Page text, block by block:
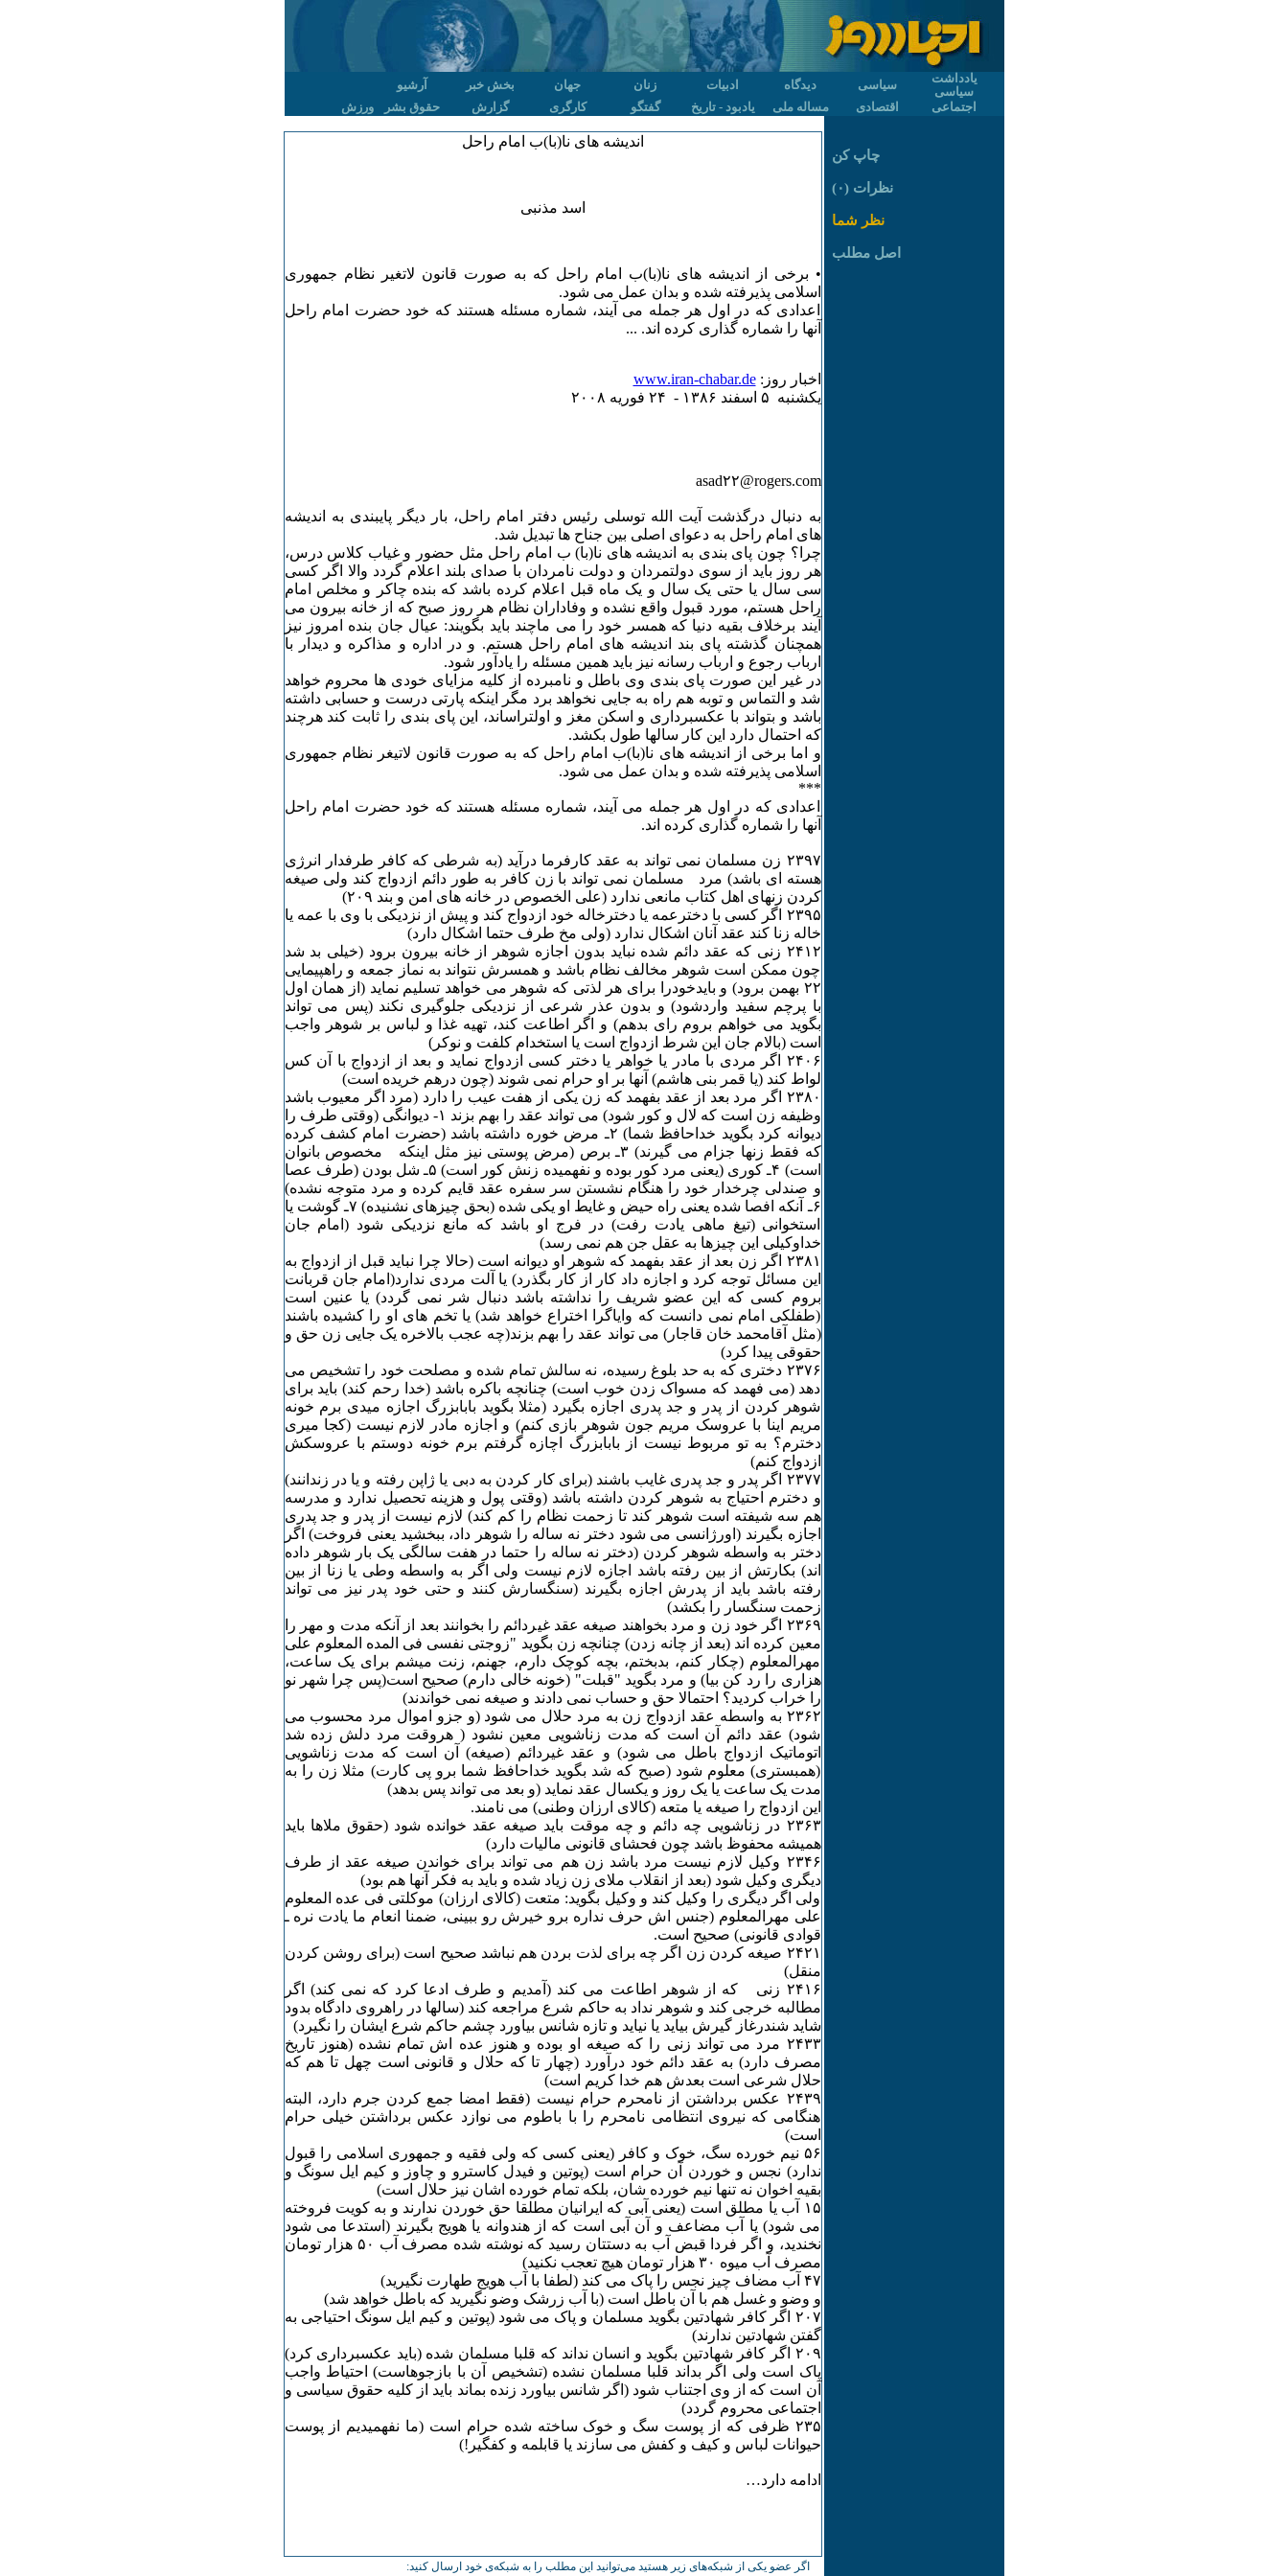
یادداشت
سیاسی
سیاسی دیدگاه ادبیات زنان جهان بخش خبر
آرشیو
اجتماعی
اقتصادی مساله ملی یادبود - تاریخ گفتگو کارگری گزارش حقوق بشر ورزش
اندیشه های نا(با)ب امام راحل
اسد مذنبی
• برخی از اندیشه های نا(با)ب امام راحل که به صورت قانون لاتغیر نظام جمهوری
اسلامی پذیرفته شده و بدان عمل می شود.
اعدادی که در اول هر جمله می آیند، شماره مسئله هستند که خود حضرت امام راحل
آنها را شماره گذاری کرده اند. ...
اخبار روز:www.iran-chabar.de
يکشنبه ۵ اسفند ۱٣٨۶ - ۲۴ فوريه ۲۰۰٨
asad۲۲@rogers.com
به دنبال درگذشت آیت الله توسلی رئیس دفتر امام راحل، بار دیگر پایبندی به اندیشه
های امام راحل به دعوای اصلی بین جناح ها تبدیل شد.
چرا؟ چون پای بندی به اندیشه های نا(با) ب امام راحل مثل حضور و غیاب کلاس درس،
هر روز باید از سوی دولتمردان و دولت نامردان با صدای بلند اعلام گردد والا اگر کسی
سی سال یا حتی یک سال و یک ماه قبل اعلام کرده باشد که بنده چاکر و مخلص امام
راحل هستم، مورد قبول واقع نشده و وفاداران نظام هر روز صبح که از خانه بیرون می
آیند برخلاف بقیه دنیا که همسر خود را می ماچند باید بگویند: عیال جان بنده امروز نیز
همچنان گذشته پای بند اندیشه های امام راحل هستم. و در اداره و مذاکره و دیدار با
ارباب رجوع و ارباب رسانه نیز باید همین مسئله را یادآور شود.
در غیر این صورت پای بندی وی باطل و نامبرده از کلیه مزایای خودی ها محروم خواهد
شد و التماس و توبه هم راه به جایی نخواهد برد مگر اینکه پارتی درست و حسابی داشته
باشد و بتواند با عکسبرداری و اسکن مغز و اولتراساند، این پای بندی را ثابت کند هرچند
که احتمال دارد این کار سالها طول بکشد.
و اما برخی از اندیشه های نا(با)ب امام راحل که به صورت قانون لاتیغر نظام جمهوری
اسلامی پذیرفته شده و بدان عمل می شود.
***
اعدادی که در اول هر جمله می آیند، شماره مسئله هستند که خود حضرت امام راحل
آنها را شماره گذاری کرده اند.
۲٣۹۷ زن مسلمان نمی تواند به عقد کارفرما درآید (به شرطی که کافر طرفدار انرژی
هسته ای باشد) مرد مسلمان نمی تواند با زن کافر به طور دائم ازدواج کند ولی صیغه
کردن زنهای اهل کتاب مانعی ندارد (علی الخصوص در خانه های امن و بند ۲۰۹)
۲٣۹۵ اگر کسی با دخترعمه یا دخترخاله خود ازدواج کند و پیش از نزدیکی با وی با عمه یا
خاله زنا کند عقد آنان اشکال ندارد (ولی مخ طرف حتما اشکال دارد)
۲۴۱۲ زنی که عقد دائم شده نباید بدون اجازه شوهر از خانه بیرون برود (خیلی بد شد
چون ممکن است شوهر مخالف نظام باشد و همسرش نتواند به نماز جمعه و راهپیمایی
۲۲ بهمن برود) و بایدخودرا برای هر لذتی که شوهر می خواهد تسلیم نماید (از همان اول
با پرچم سفید واردشود) و بدون عذر شرعی از نزدیکی جلوگیری نکند (پس می تواند
بگوید می خواهم بروم رای بدهم) و اگر اطاعت کند، تهیه غذا و لباس بر شوهر واجب
است (بالام جان این شرط ازدواج است یا استخدام کلفت و نوکر)
۲۴۰۶ اگر مردی با مادر یا خواهر یا دختر کسی ازدواج نماید و بعد از ازدواج با آن کس
لواط کند (یا قمر بنی هاشم) آنها بر او حرام نمی شوند (چون درهم خریده است)
۲٣٨۰ اگر مرد بعد از عقد بفهمد که زن یکی از هفت عیب را دارد (مرد اگر معیوب باشد
وظیفه زن است که لال و کور شود) می تواند عقد را بهم بزند ۱- دیوانگی (وقتی طرف را
دیوانه کرد بگوید خداحافظ شما) ۲ـ مرض خوره داشته باشد (حضرت امام کشف کرده
که فقط زنها جزام می گیرند) ٣ـ برص (مرض پوستی نیز مثل اینکه مخصوص بانوان
است) ۴ـ کوری (یعنی مرد کور بوده و نفهمیده زنش کور است) ۵ـ شل بودن (طرف عصا
و صندلی چرخدار خود را هنگام نشستن سر سفره عقد قایم کرده و مرد متوجه نشده)
۶ـ آنکه افصا شده یعنی راه حیض و غایط او یکی شده (بحق چیزهای نشنیده) ۷ـ گوشت یا
استخوانی (تیغ ماهی یادت رفت) در فرج او باشد که مانع نزدیکی شود (امام جان
خداوکیلی این چیزها به عقل جن هم نمی رسد)
۲٣٨۱ اگر زن بعد از عقد بفهمد که شوهر او دیوانه است (حالا چرا نباید قبل از ازدواج به
این مسائل توجه کرد و اجازه داد کار از کار بگذرد) یا آلت مردی ندارد(امام جان قربانت
بروم کسی که این عضو شریف را نداشته باشد دنبال شر نمی گردد) یا عنین است
(طفلکی امام نمی دانست که وایاگرا اختراع خواهد شد) یا تخم های او را کشیده باشند
(مثل آقامحمد خان قاجار) می تواند عقد را بهم بزند(چه عجب بالاخره یک جایی زن حق و
حقوقی پیدا کرد)
۲٣۷۶ دختری که به حد بلوغ رسیده، نه سالش تمام شده و مصلحت خود را تشخیص می
دهد (می فهمد که مسواک زدن خوب است) چنانچه باکره باشد (خدا رحم کند) باید برای
شوهر کردن از پدر و جد پدری اجازه بگیرد (مثلا بگوید بابابزرگ اجازه میدی برم خونه
مریم اینا با عروسک مریم جون شوهر بازی کنم) و اجازه مادر لازم نیست (کجا میری
دخترم؟ به تو مربوط نیست از بابابزرگ اچازه گرفتم برم خونه دوستم با عروسکش
ازدواج کنم)
۲٣۷۷ اگر پدر و جد پدری غایب باشند (برای کار کردن به دبی یا ژاپن رفته و یا در زندانند)
و دخترم احتیاج به شوهر کردن داشته باشد (وقتی پول و هزینه تحصیل ندارد و مدرسه
هم سه شیفته است شوهر کند تا زحمت نظام را کم کند) لازم نیست از پدر و جد پدری
اجازه بگیرند (اورژانسی می شود دختر نه ساله را شوهر داد، ببخشید یعنی فروخت) اگر
دختر به واسطه شوهر کردن (دختر نه ساله را حتما در هفت سالگی یک بار شوهر داده
اند) بکارتش از بین رفته باشد اجازه لازم نیست ولی اگر به واسطه وطی یا زنا از بین
رفته باشد باید از پدرش اجازه بگیرند (سنگسارش کنند و حتی خود پدر نیز می تواند
زحمت سنگسار را بکشد)
۲٣۶۹ اگر خود زن و مرد بخواهند صیغه عقد غیردائم را بخوانند بعد از آنکه مدت و مهر را
معین کرده اند (بعد از چانه زدن) چنانچه زن بگوید "زوجتی نفسی فی المده المعلوم علی
مهرالمعلوم (چکار کنم، بدبختم، بچه کوچک دارم، جهنم، زنت میشم برای یک ساعت،
هزاری را رد کن بیا) و مرد بگوید "قبلت" (خونه خالی دارم) صحیح است(پس چرا شهر نو
را خراب کردید؟ احتمالا حق و حساب نمی دادند و صیغه نمی خواندند)
۲٣۶۲ به واسطه عقد ازدواج زن به مرد حلال می شود (و جزو اموال مرد محسوب می
شود) عقد دائم آن است که مدت زناشویی معین نشود ( هروقت مرد دلش زده شد
اتوماتیک ازدواج باطل می شود) و عقد غیردائم (صیغه) آن است که مدت زناشویی
(همبستری) معلوم شود (صبح که شد بگوید خداحافظ شما برو پی کارت) مثلا زن را به
مدت یک ساعت یا یک روز و یکسال عقد نماید (و بعد می تواند پس بدهد)
این ازدواج را صیغه یا متعه (کالای ارزان وطنی) می نامند.
۲٣۶٣ در زناشویی چه دائم و چه موقت باید صیغه عقد خوانده شود (حقوق ملاها باید
همیشه محفوظ باشد چون فحشای قانونی مالیات دارد)
۲٣۴۶ وکیل لازم نیست مرد باشد زن هم می تواند برای خواندن صیغه عقد از طرف
دیگری وکیل شود (بعد از انقلاب ملای زن زیاد شده و باید به فکر آنها هم بود)
ولی اگر دیگری را وکیل کند و وکیل بگوید: متعت (کالای ارزان) موکلتی فی عده المعلوم
علی مهرالمعلوم (جنس اش حرف نداره برو خیرش رو ببینی، ضمنا انعام ما یادت نره ـ
قوادی قانونی) صحیح است.
۲۴۲۱ صیغه کردن زن اگر چه برای لذت بردن هم نباشد صحیح است (برای روشن کردن
منقل)
۲۴۱۶ زنی که از شوهر اطاعت می کند (آمدیم و طرف ادعا کرد که نمی کند) اگر
مطالبه خرجی کند و شوهر نداد به حاکم شرع مراجعه کند (سالها در راهروی دادگاه بدود
شاید شندرغاز گیرش بیاید یا نیاید و تازه شانس بیاورد چشم حاکم شرع ایشان را نگیرد)
۲۴٣٣ مرد می تواند زنی را که صیغه او بوده و هنوز عده اش تمام نشده (هنوز تاریخ
مصرف دارد) به عقد دائم خود درآورد (چهار تا که حلال و قانونی است چهل تا هم که
حلال شرعی است بعدش هم خدا کریم است)
۲۴٣۹ عکس برداشتن از نامحرم حرام نیست (فقط امضا جمع کردن جرم دارد، البته
هنگامی که نیروی انتظامی نامحرم را با باطوم می نوازد عکس برداشتن خیلی حرام
است)
۵۶ نیم خورده سگ، خوک و کافر (یعنی کسی که ولی فقیه و جمهوری اسلامی را قبول
ندارد) نجس و خوردن آن حرام است (پوتین و فیدل کاسترو و چاوز و کیم ایل سونگ و
بقیه اخوان نه تنها نیم خورده شان، بلکه تمام خورده اشان نیز حلال است)
۱۵ آب یا مطلق است (یعنی آبی که ایرانیان مطلقا حق خوردن ندارند و به کویت فروخته
می شود) یا آب مضاعف و آن آبی است که از هندوانه یا هویج بگیرند (استدعا می شود
نخندید، و اگر فردا قبض آب به دستتان رسید که نوشته شده مصرف آب ۵۰ هزار تومان
مصرف آب میوه ٣۰ هزار تومان هیچ تعجب نکنید)
۴۷ آب مضاف چیز نجس را پاک می کند (لطفا با آب هویج طهارت نگیرید)
و وضو و غسل هم با آن باطل است (با آب زرشک وضو نگیرید که باطل خواهد شد)
۲۰۷ اگر کافر شهادتین بگوید مسلمان و پاک می شود (پوتین و کیم ایل سونگ احتیاجی به
گفتن شهادتین ندارند)
۲۰۹ اگر کافر شهادتین بگوید و انسان نداند که قلبا مسلمان شده (باید عکسبرداری کرد)
پاک است ولی اگر بداند قلبا مسلمان نشده (تشخیص آن با بازجوهاست) احتیاط واجب
آن است که از وی اجتناب شود (اگر شانس بیاورد زنده بماند باید از کلیه حقوق سیاسی و
اجتماعی محروم گردد)
۲٣۵ ظرفی که از پوست سگ و خوک ساخته شده حرام است (ما نفهمیدیم از پوست
حیوانات لباس و کیف و کفش می سازند یا قابلمه و کفگیر!)
ادامه دارد…
اگر عضو یکی از شبکه‌های زیر هستید می‌توانید این مطلب را به شبکه‌ی خود ارسال کنید:
چاپ کن
نظرات (۰)
نظر شما
اصل مطلب